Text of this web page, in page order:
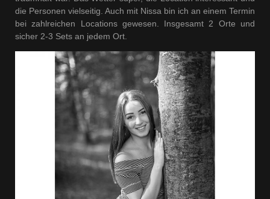
die Personen vielseitig. Auch mit Nissa bin ich an einem Termin
bei zahlreichen Locations gewesen. Insgesamt 2 Orte und
sicher 2-3 Sets an jedem Ort.